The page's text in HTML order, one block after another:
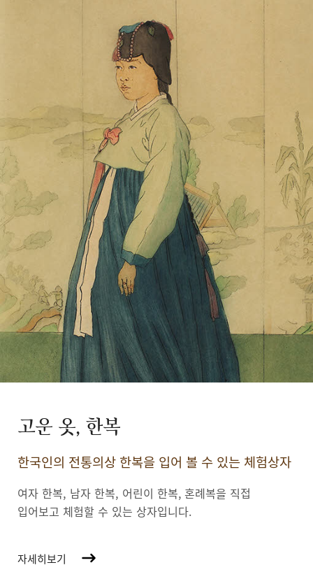
고운 옷, 한복
한국인의 전통의상 한복을 입어 볼 수 있는 체험상자
여자 한복, 남자 한복, 어린이 한복, 혼례복을 직접
입어보고 체험할 수 있는 상자입니다.
자세히보기